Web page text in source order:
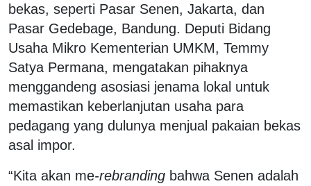
bekas, seperti Pasar Senen, Jakarta, dan
Pasar Gedebage, Bandung. Deputi Bidang
Usaha Mikro Kementerian UMKM, Temmy
Satya Permana, mengatakan pihaknya
menggandeng asosiasi jenama lokal untuk
memastikan keberlanjutan usaha para
pedagang yang dulunya menjual pakaian bekas
asal impor.
“Kita akan me-rebranding bahwa Senen adalah